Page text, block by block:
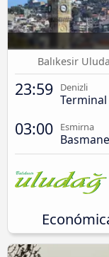
Balıkesir
23:59 Denizli
03:00 Esmirna
Basmane